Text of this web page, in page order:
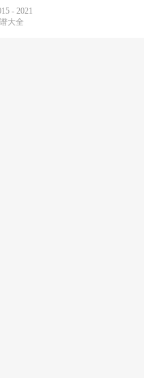
- 2021
大全